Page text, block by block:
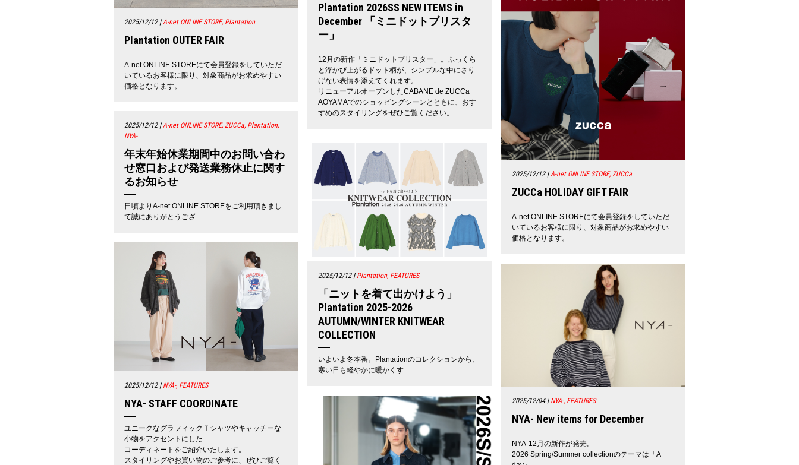
Plantation 2026SS NEW ITEMS in
December 「ミニドットブリスタ
ー」
12月の新作「ミニドットブリスター」。ふっくら
と浮かび上がるドット柄が、シンプルな中にさり
げない表情を添えてくれます。
リニューアルオープンしたCABANE de ZUCCa
AOYAMAでのショッピングシーンとともに、おす
すめのスタイリングをぜひご覧ください。
2025/12/12| A-net ONLINE STORE, Plantation
Plantation OUTER FAIR
A-net ONLINE STOREにて会員登録をしていただ
いているお客様に限り、対象商品がお求めやすい
価格となります。
2025/12/12|A-net ONLINE STORE, ZUCCa
ZUCCa HOLIDAY GIFT FAIR
A-net ONLINE STOREにて会員登録をしていただ
いているお客様に限り、対象商品がお求めやすい
価格となります。
2025/12/12|A-net ONLINE STORE, ZUCCa, Plantation,
NYA-
年末年始休業期間中のお問い合わ
せ窓口および発送業務休止に関す
るお知らせ
日頃よりA-net ONLINE STOREをご利用頂きまし
て誠にありがとうござ …
2025/12/12| Plantation, FEATURES
「ニットを着て出かけよう」
Plantation 2025-2026
AUTUMN/WINTER KNITWEAR
COLLECTION
いよいよ冬本番。Plantationのコレクションから、
寒い日も軽やかに暖かくす …
2025/12/12| NYA-, FEATURES
NYA- STAFF COORDINATE
ユニークなグラフィックＴシャツやキャッチーな
小物をアクセントにした
コーディネートをご紹介いたします。
スタイリングやお買い物のご参考に、ぜひご覧く
2025/12/04| NYA-, FEATURES
NYA- New items for December
NYA-12月の新作が発売。
2026 Spring/Summer collectionのテーマは「A